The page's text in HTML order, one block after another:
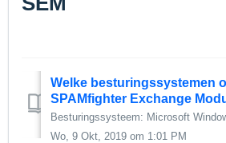
Welke besturingssystemen
SPAMfighter Exchange
Wo, 9 Okt, 2019 om 1:01 PM